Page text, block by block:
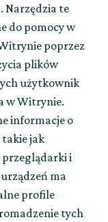
Narzędzia te
do pomocy w
poprzez
plików
użytkownik
w Witrynie.
informacje o
jak
przeglądarki i
ma
profile
tych